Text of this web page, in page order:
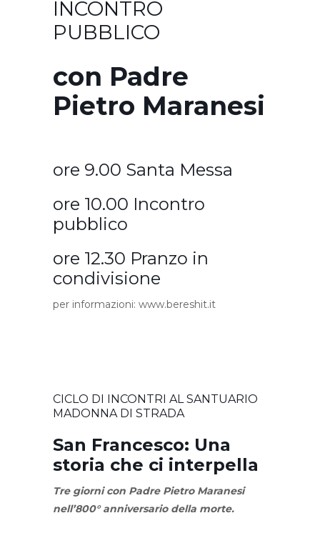
INCONTRO
PUBBLICO
con Padre
Pietro Maranesi
ore 9.00 Santa Messa
ore 10.00 Incontro
pubblico
ore 12.30 Pranzo in
condivisione
per informazioni: www.bereshit.it
CICLO DI INCONTRI AL SANTUARIO
MADONNA DI STRADA
San Francesco: Una
storia che ci interpella
Tre giorni con Padre Pietro Maranesi
nell’800° anniversario della morte.